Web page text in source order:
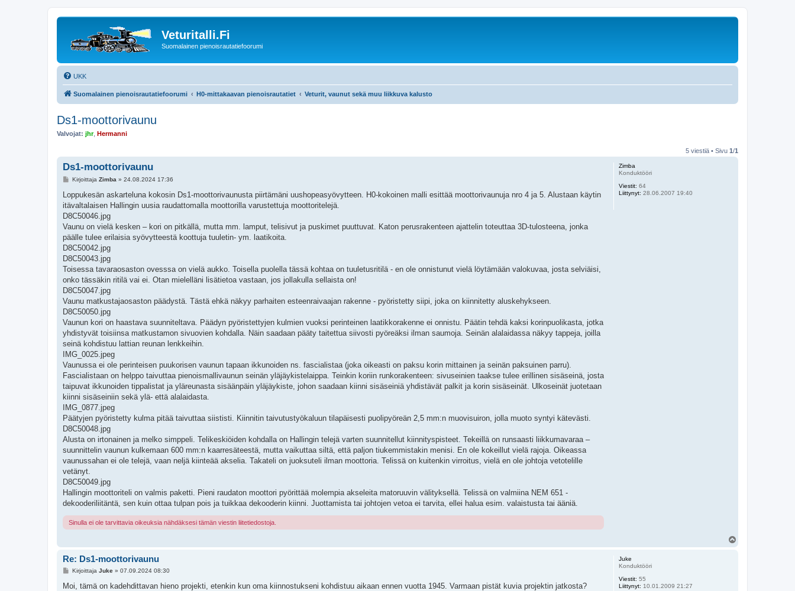
Veturitalli.Fi
Suomalainen pienoisrautatiefoorumi
UKK
Suomalainen pienoisrautatiefoorumi H0-mittakaavan pienoisrautatiet Veturit, vaunut sekä muu liikkuva kalusto
Ds1-moottorivaunu
Valvojat: jhr, Hermanni
5 viestiä • Sivu 1/1
Zimba
Konduktööri
Viestit: 64
Liittynyt: 28.06.2007 19:40
Ds1-moottorivaunu
V
e
s
t
i
Kirjoittaja Zimba » 24.08.2024 17:36
Loppukesän askarteluna kokosin Ds1-moottorivaunusta piirtämäni uushopeasyövytteen. H0-kokoinen malli esittää moottorivaunuja nro 4 ja 5. Alustaan käytin
itävaltalaisen Hallingin uusia raudattomalla moottorilla varustettuja moottoritelejä.
D8C50046.jpg
Vaunu on vielä kesken – kori on pitkällä, mutta mm. lamput, telisivut ja puskimet puuttuvat. Katon perusrakenteen ajattelin toteuttaa 3D-tulosteena, jonka
päälle tulee erilaisia syövytteestä koottuja tuuletin- ym. laatikoita.
D8C50042.jpg
D8C50043.jpg
Toisessa tavaraosaston ovesssa on vielä aukko. Toisella puolella tässä kohtaa on tuuletusritilä - en ole onnistunut vielä löytämään valokuvaa, josta selviäisi,
onko tässäkin ritilä vai ei. Otan mielelläni lisätietoa vastaan, jos jollakulla sellaista on!
D8C50047.jpg
Vaunu matkustajaosaston päädystä. Tästä ehkä näkyy parhaiten esteenraivaajan rakenne - pyöristetty siipi, joka on kiinnitetty aluskehykseen.
D8C50050.jpg
Vaunun kori on haastava suunniteltava. Päädyn pyöristettyjen kulmien vuoksi perinteinen laatikkorakenne ei onnistu. Päätin tehdä kaksi korinpuolikasta, jotka
yhdistyvät toisiinsa matkustamon sivuovien kohdalla. Näin saadaan pääty taitettua siivosti pyöreäksi ilman saumoja. Seinän alalaidassa näkyy tappeja, joilla
seinä kohdistuu lattian reunan lenkkeihin.
IMG_0025.jpeg
Vaunussa ei ole perinteisen puukorisen vaunun tapaan ikkunoiden ns. fascialistaa (joka oikeasti on paksu korin mittainen ja seinän paksuinen parru).
Fascialistaan on helppo taivuttaa pienoismallivaunun seinän yläjäykistelaippa. Teinkin koriin runkorakenteen: sivuseinien taakse tulee erillinen sisäseinä, josta
taipuvat ikkunoiden tippalistat ja yläreunasta sisäänpäin yläjäykiste, johon saadaan kiinni sisäseiniä yhdistävät palkit ja korin sisäseinät. Ulkoseinät juotetaan
kiinni sisäseiniin sekä ylä- että alalaidasta.
IMG_0877.jpeg
Päätyjen pyöristetty kulma pitää taivuttaa siististi. Kiinnitin taivutustyökaluun tilapäisesti puolipyöreän 2,5 mm:n muovisuiron, jolla muoto syntyi kätevästi.
D8C50048.jpg
Alusta on irtonainen ja melko simppeli. Telikeskiöiden kohdalla on Hallingin telejä varten suunnitellut kiinnityspisteet. Tekeillä on runsaasti liikkumavaraa –
suunnittelin vaunun kulkemaan 600 mm:n kaarresäteestä, mutta vaikuttaa siltä, että paljon tiukemmistakin menisi. En ole kokeillut vielä rajoja. Oikeassa
vaunussahan ei ole telejä, vaan neljä kiinteää akselia. Takateli on juoksuteli ilman moottoria. Telissä on kuitenkin virroitus, vielä en ole johtoja vetotelille
vetänyt.
D8C50049.jpg
Hallingin moottoriteli on valmis paketti. Pieni raudaton moottori pyörittää molempia akseleita matoruuvin välityksellä. Telissä on valmiina NEM 651 -
dekooderiliitäntä, sen kuin ottaa tulpan pois ja tuikkaa dekooderin kiinni. Juottamista tai johtojen vetoa ei tarvita, ellei halua esim. valaistusta tai ääniä.
Sinulla ei ole tarvittavia oikeuksia nähdäksesi tämän viestin liitetiedostoja.
Juke
Konduktööri
Viestit: 55
Liittynyt: 10.01.2009 21:27
Re: Ds1-moottorivaunu
V
e
Kirjoittaja Juke» 07.09.2024 08:30
Moi, tämä on kadehdittavan hieno projekti, etenkin kun oma kiinnostukseni kohdistuu aikaan ennen vuotta 1945. Varmaan pistät kuvia projektin jatkosta?